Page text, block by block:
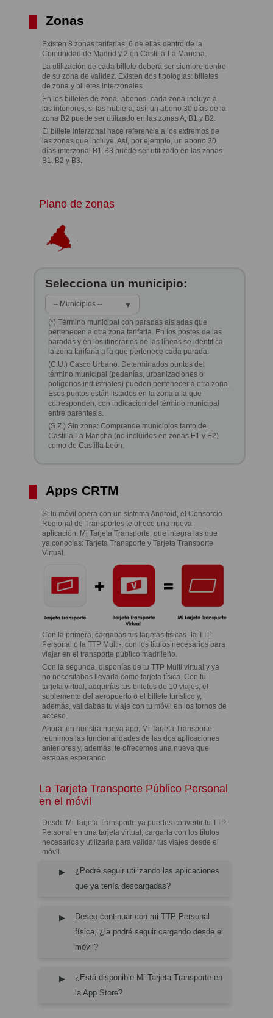
Zonas
Existen 8 zonas tarifarias, 6 de ellas dentro de la
Comunidad de Madrid y 2 en Castilla-La Mancha.
La utilización de cada billete deberá ser siempre dentro
de su zona de validez. Existen dos tipologías: billetes
de zona y billetes interzonales.
En los billetes de zona -abonos- cada zona incluye a
las interiores, si las hubiera; así, un abono 30 días de la
zona B2 puede ser utilizado en las zonas A, B1 y B2.
El billete interzonal hace referencia a los extremos de
las zonas que incluye. Así, por ejemplo, un abono 30
días interzonal B1-B3 puede ser utilizado en las zonas
B1, B2 y B3.
Plano de zonas
Selecciona un municipio:
-- Municipios --
▼
(*) Término municipal con paradas aisladas que
pertenecen a otra zona tarifaria. En los postes de las
paradas y en los itinerarios de las líneas se identifica
la zona tarifaria a la que pertenece cada parada.
(C.U.) Casco Urbano. Determinados puntos del
término municipal (pedanías, urbanizaciones o
polígonos industriales) pueden pertenecer a otra zona.
Esos puntos están listados en la zona a la que
corresponden, con indicación del término municipal
entre paréntesis.
(S.Z.) Sin zona: Comprende municipios tanto de
Castilla La Mancha (no incluidos en zonas E1 y E2)
como de Castilla León.
Apps CRTM
Si tu móvil opera con un sistema Android, el Consorcio
Regional de Transportes te ofrece una nueva
aplicación, Mi Tarjeta Transporte, que integra las que
ya conocías: Tarjeta Transporte y Tarjeta Transporte
Virtual.
Con la primera, cargabas tus tarjetas físicas -la TTP
Personal o la TTP Multi-, con los títulos necesarios para
viajar en el transporte público madrileño.
Con la segunda, disponías de tu TTP Multi virtual y ya
no necesitabas llevarla como tarjeta física. Con tu
tarjeta virtual, adquirías tus billetes de 10 viajes, el
suplemento del aeropuerto o el billete turístico y,
además, validabas tu viaje con tu móvil en los tornos de
acceso.
Ahora, en nuestra nueva app, Mi Tarjeta Transporte,
reunimos las funcionalidades de las dos aplicaciones
anteriores y, además, te ofrecemos una nueva que
estabas esperando.
La Tarjeta Transporte Público Personal
en el móvil
Desde Mi Tarjeta Transporte ya puedes convertir tu TTP
Personal en una tarjeta virtual, cargarla con los títulos
necesarios y utilizarla para validar tus viajes desde el
móvil.
¿Podré seguir utilizando las aplicaciones
que ya tenía descargadas?
Deseo continuar con mi TTP Personal
física, ¿la podré seguir cargando desde el
móvil?
¿Está disponible Mi Tarjeta Transporte en
la App Store?